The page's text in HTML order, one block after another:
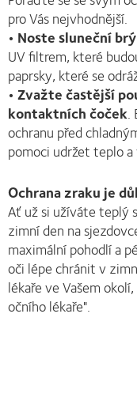
pro Vás nejvhodnější.
• Noste sluneční
UV filtrem, které
paprsky, které se
• Zvažte častější
kontaktních čoček.
ochranu před
pomoci udržet teplo
Ochrana zraku je
Ať už si užíváte teplý
zimní den na
maximální pohodlí a
oči lépe chránit v
lékaře ve Vašem
očního lékaře".